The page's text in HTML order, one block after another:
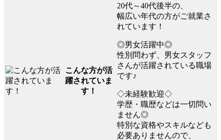
こんな方が活
躍されていま
す！
20代～40代後半の、
幅広い年代の方がご就業さ
れています！
◎男女活躍中◎
性別問わず、男女スタッフ
さんが活躍されている職場
です♪
◇未経験歓迎◇
学歴・職歴などは一切問い
ません◎
特別な資格やスキルなども
必要ありませんので、